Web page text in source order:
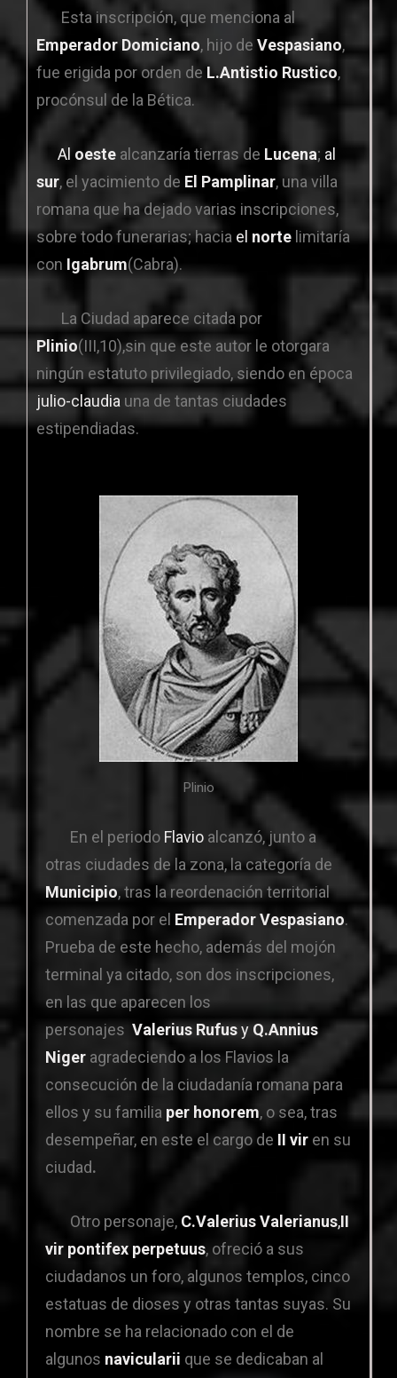
Esta inscripción, que menciona al
Emperador Domiciano, hijo de Vespasiano,
fue erigida por orden de L.Antistio Rustico,
procónsul de la Bética.
Al oeste alcanzaría tierras de Lucena; al
sur, el yacimiento de El Pamplinar, una villa
romana que ha dejado varias inscripciones,
sobre todo funerarias; hacia el norte limitaría
con Igabrum(Cabra).
La Ciudad aparece citada por
Plinio(III,10),sin que este autor le otorgara
ningún estatuto privilegiado, siendo en época
julio-claudia una de tantas ciudades
estipendiadas.
Plinio
En el periodo Flavio alcanzó, junto a
otras ciudades de la zona, la categoría de
Municipio, tras la reordenación territorial
comenzada por el Emperador Vespasiano.
Prueba de este hecho, además del mojón
terminal ya citado, son dos inscripciones,
en las que aparecen los
personajes Va lerius Rufusy Q.Annius
Niger agradeciendo a los Flavios la
consecución de la ciudadanía romana para
ellos y su familia per honorem, o sea, tras
desempeñar, en este el cargo de II vir en su
ciudad.
Otro personaje, C.Valerius Valerianus,II
vir pontifex perpetuus, ofreció a sus
ciudadanos un foro, algunos templos, cinco
estatuas de dioses y otras tantas suyas. Su
nombre se ha relacionado con el de
algunos navicularii que se dedicaban al